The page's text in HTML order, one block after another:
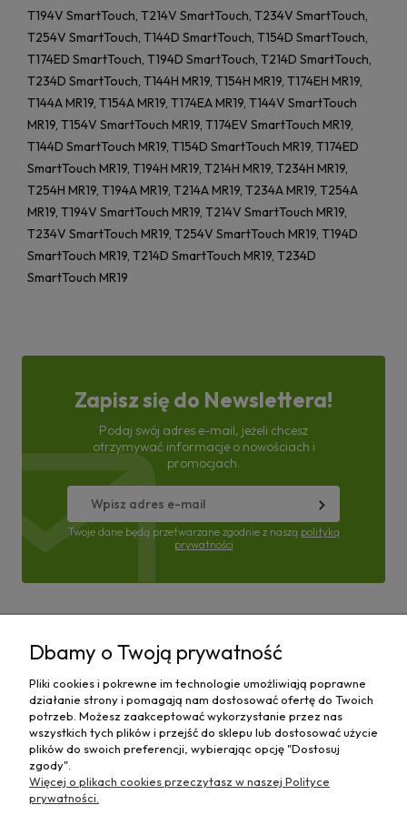
T194V SmartTouch, T214V SmartTouch, T234V SmartTouch,
T254V SmartTouch, T144D SmartTouch, T154D SmartTouch,
T174ED SmartTouch, T194D SmartTouch, T214D SmartTouch,
T234D SmartTouch, T144H MR19, T154H MR19, T174EH MR19,
T144A MR19, T154A MR19, T174EA MR19, T144V SmartTouch
MR19, T154V SmartTouch MR19, T174EV SmartTouch MR19,
T144D SmartTouch MR19, T154D SmartTouch MR19, T174ED
SmartTouch MR19, T194H MR19, T214H MR19, T234H MR19,
T254H MR19, T194A MR19, T214A MR19, T234A MR19, T254A
MR19, T194V SmartTouch MR19, T214V SmartTouch MR19,
T234V SmartTouch MR19, T254V SmartTouch MR19, T194D
SmartTouch MR19, T214D SmartTouch MR19, T234D
SmartTouch MR19
Zapisz się do Newslettera!
Podaj swój adres e-mail, jeżeli chcesz
otrzymywać informacje o nowościach i
promocjach.
Twoje dane będą przetwarzane zgodnie z naszą polityką
prywatności
Moje konto
Płatności i dostawa
Informacje
O nas
Dbamy o Twoją prywatność
Pliki cookies i pokrewne im technologie umożliwiają poprawne
działanie strony i pomagają nam dostosować ofertę do Twoich
potrzeb. Możesz zaakceptować wykorzystanie przez nas
wszystkich tych plików i przejść do sklepu lub dostosować użycie
plików do swoich preferencji, wybierając opcję "Dostosuj
zgody".
Więcej o plikach cookies przeczytasz w naszej Polityce
prywatności.